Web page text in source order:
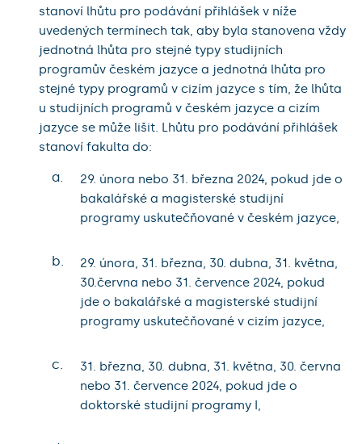
stanoví lhůtu pro podávání přihlášek v níže
uvedených termínech tak, aby byla stanovena vždy
jednotná lhůta pro stejné typy studijních
programův českém jazyce a jednotná lhůta pro
stejné typy programů v cizím jazyce s tím, že lhůta
u studijních programů v českém jazyce a cizím
jazyce se může lišit. Lhůtu pro podávání přihlášek
stanoví fakulta do:
a.
29. února nebo 31. března 2024, pokud jde o
bakalářské a magisterské studijní
programy uskutečňované v českém jazyce,
b.
29. února, 31. března, 30. dubna, 31. května,
30.června nebo 31. července 2024, pokud
jde o bakalářské a magisterské studijní
programy uskutečňované v cizím jazyce,
c.
31. března, 30. dubna, 31. května, 30. června
nebo 31. července 2024, pokud jde o
doktorské studijní programy I,